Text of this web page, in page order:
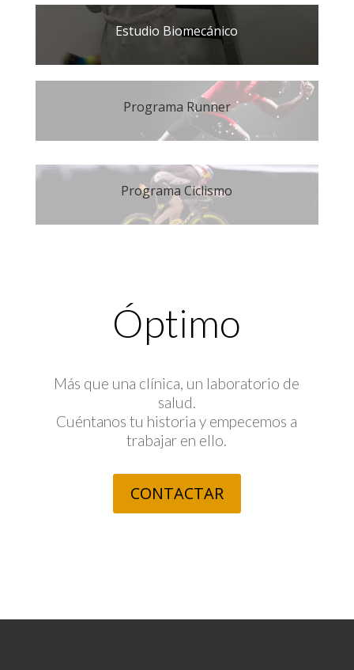
Estudio Biomecánico
Programa Runner
Programa Ciclismo
Óptimo
Más que una clínica, un laboratorio de
salud.
Cuéntanos tu historia y empecemos a
trabajar en ello.
CONTACTAR